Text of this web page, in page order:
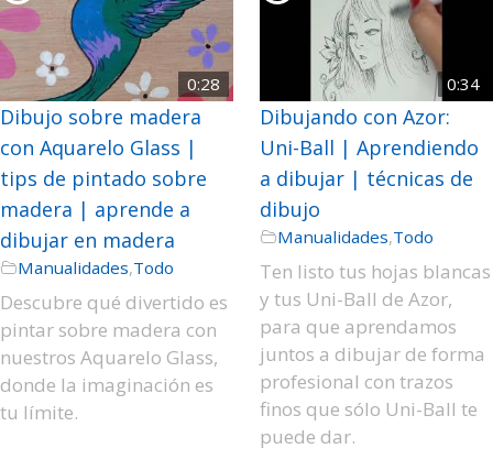
0:28
Dibujo sobre madera
con Aquarelo Glass |
tips de pintado sobre
madera | aprende a
dibujar en madera
Manualidades,Todo
Descubre qué divertido es
pintar sobre madera con
nuestros Aquarelo Glass,
donde la imaginación es
tu límite.
0:34
Dibujando con Azor:
Uni-Ball | Aprendiendo
a dibujar | técnicas de
dibujo
Manualidades,Todo
Ten listo tus hojas blancas
y tus Uni-Ball de Azor,
para que aprendamos
juntos a dibujar de forma
profesional con trazos
finos que sólo Uni-Ball te
puede dar.